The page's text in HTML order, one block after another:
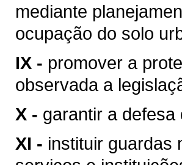
mediante
ocupação do solo
IX - promover a
observada a
X - garantir a defesa
XI - instituir guardas